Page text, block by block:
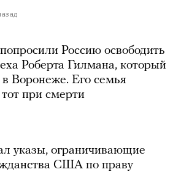
Россию освободить
Роберта Гилмана, который
в Воронеже. Его семья
тот при смерти
указы, ограничивающие
США по праву